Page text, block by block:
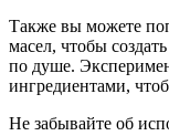
Также вы можете
масел, чтобы
по душе.
ингредиентами,
Не забывайте об